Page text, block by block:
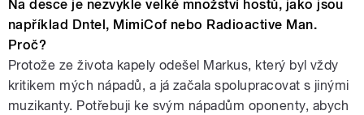
Na desce je nezvykle velké množství hostů, jako jsou
například Dntel, MimiCof nebo Radioactive Man.
Proč?
Protože ze života kapely odešel Markus, který byl vždy
kritikem mých nápadů, a já začala spolupracovat s jinými
muzikanty. Potřebuji ke svým nápadům oponenty, abych